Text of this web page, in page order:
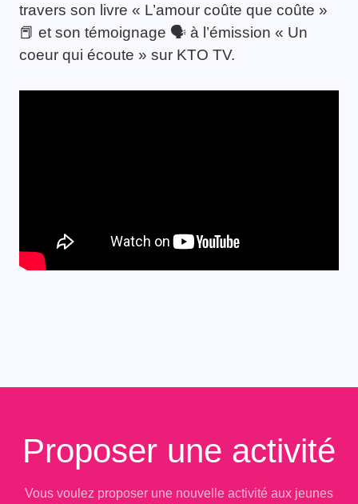
travers son livre « L’amour coûte que coûte »
📕 et son témoignage 🗣️ à l’émission « Un
coeur qui écoute » sur KTO TV.
Proposer une activité
Vous voulez proposer une nouvelle activité aux jeunes